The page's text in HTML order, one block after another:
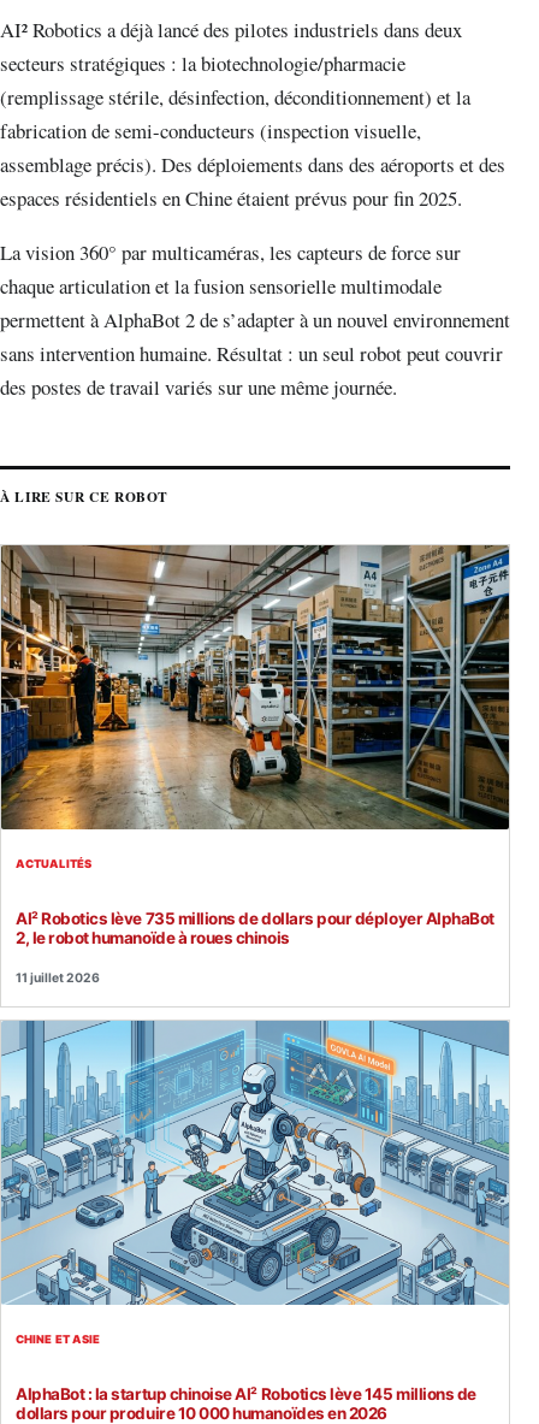
AI² Robotics a déjà lancé des pilotes industriels dans deux
secteurs stratégiques : la biotechnologie/pharmacie
(remplissage stérile, désinfection, déconditionnement) et la
fabrication de semi-conducteurs (inspection visuelle,
assemblage précis). Des déploiements dans des aéroports et des
espaces résidentiels en Chine étaient prévus pour fin 2025.
La vision 360° par multicaméras, les capteurs de force sur
chaque articulation et la fusion sensorielle multimodale
permettent à AlphaBot 2 de s’adapter à un nouvel environnement
sans intervention humaine. Résultat : un seul robot peut couvrir
des postes de travail variés sur une même journée.
À LIRE SUR CE ROBOT
ACTUALITÉS
AI² Robotics lève 735 millions de dollars pour déployer AlphaBot
2, le robot humanoïde à roues chinois
11 juillet 2026
CHINE ET ASIE
AlphaBot : la startup chinoise AI² Robotics lève 145 millions de
dollars pour produire 10 000 humanoïdes en 2026